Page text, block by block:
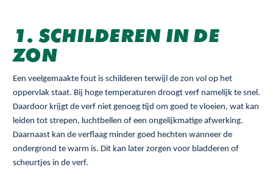
1. SCHILDEREN IN DE
ZON
Een veelgemaakte fout is schilderen terwijl de zon vol op het
oppervlak staat. Bij hoge temperaturen droogt verf namelijk te snel.
Daardoor krijgt de verf niet genoeg tijd om goed te vloeien, wat kan
leiden tot strepen, luchtbellen of een ongelijkmatige afwerking.
Daarnaast kan de verflaag minder goed hechten wanneer de
ondergrond te warm is. Dit kan later zorgen voor bladderen of
scheurtjes in de verf.